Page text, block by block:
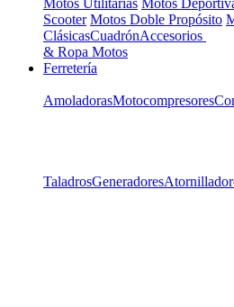
Scooter Motos Doble Propósito
ClásicasCuadrónAccesorios
& Ropa Motos
Ferretería
AmoladorasMotocompresores
TaladrosGeneradores